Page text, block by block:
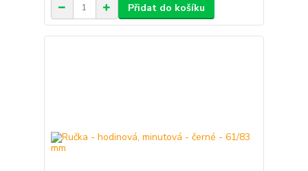
Přidat do košíku